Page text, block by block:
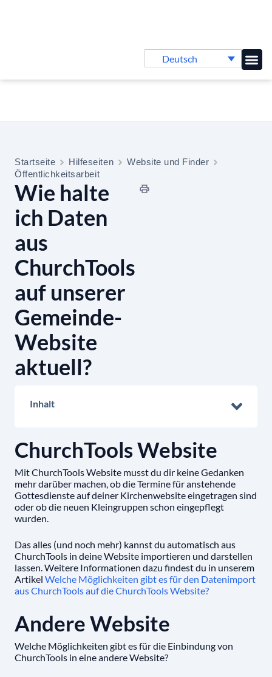
Deutsch
Startseite Hilfeseiten
Website und Finder
Öffentlichkeitsarbeit
Wie halte
ich Daten
aus
ChurchTools
auf unserer
Gemeinde-
Website
aktuell?
Inhalt
ChurchTools Website
Mit ChurchTools Website musst du dir keine Gedanken
mehr darüber machen, ob die Termine für anstehende
Gottesdienste auf deiner Kirchenwebsite eingetragen sind
oder ob die neuen Kleingruppen schon eingepflegt
wurden.
Das alles (und noch mehr) kannst du automatisch aus
ChurchTools in deine Website importieren und darstellen
lassen. Weitere Informationen dazu findest du in unserem
Artikel Welche Möglichkeiten gibt es für den Datenimport
aus ChurchTools auf die ChurchTools Website?
Andere Website
Welche Möglichkeiten gibt es für die Einbindung von
ChurchTools in eine andere Website?